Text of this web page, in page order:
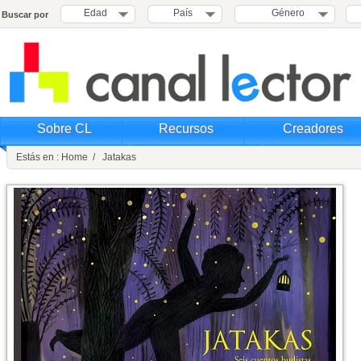
Buscar por Edad País Género
Sobre CL Recursos Creadores
Estás en : Home / Jatakas